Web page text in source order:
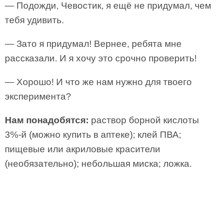
— Подожди, Чевостик, я ещё не придумал, чем
тебя удивить.
— Зато я придумал! Вернее, ребята мне
рассказали. И я хочу это срочно проверить!
— Хорошо! И что же нам нужно для твоего
эксперимента?
Нам понадобятся: раствор борной кислоты
3%-й (можно купить в аптеке); клей ПВА;
пищевые или акриловые красители
(необязательно); небольшая миска; ложка.